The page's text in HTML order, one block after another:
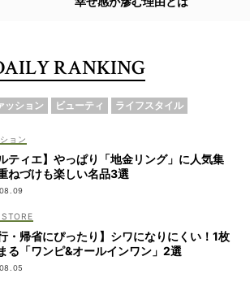
RANKING
ッション ビューティ ライフスタイル
ョン
ルティエ】やっぱり「地金リング」に人気集
ねづけも楽しい名品3選
行・帰省にぴったり】シワになりにくい！1枚
る「ワンピ&オールインワン」2選